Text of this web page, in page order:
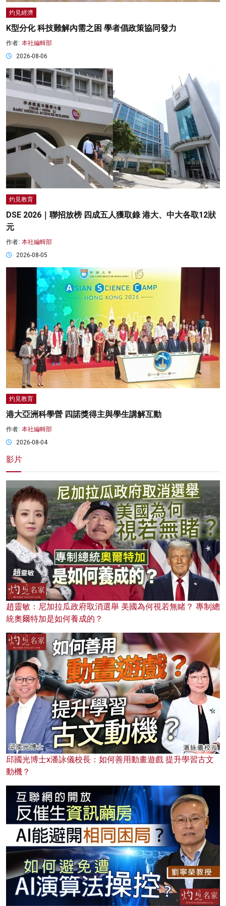
灼見經濟
K型分化 科技難解內需之困 學者倡政策協同發力
作者: 本社編輯部
2026-08-06
灼見教育
DSE 2026｜聯招放榜 四成五人獲取錄 港大、中大各取12狀
元
作者: 本社編輯部
2026-08-05
灼見教育
港大亞洲科學營 四諾獎得主與學生講解互動
作者: 本社編輯部
2026-08-04
影片
趙靈敏：尼加拉瓜政府取消選舉 美國為何視若無睹？ 專制總
統奧爾特加是如何養成的？
邱國光博士x潘詠儀校長：如何善用動畫遊戲 提升學習古文
動機？